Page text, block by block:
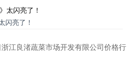
闪亮了！
江良渚蔬菜市场开发有限公司价格行